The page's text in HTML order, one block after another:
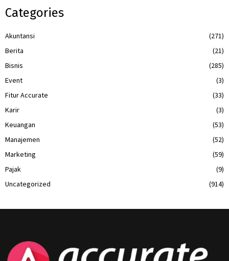
Categories
Akuntansi
(271)
Berita
(21)
Bisnis
(285)
Event
(3)
Fitur Accurate
(33)
Karir
(3)
Keuangan
(53)
Manajemen
(52)
Marketing
(59)
Pajak
(9)
Uncategorized
(914)